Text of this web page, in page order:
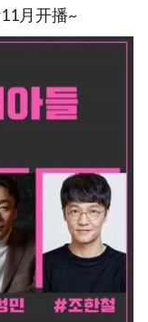
月开播~